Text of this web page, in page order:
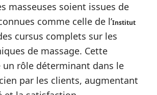
masseuses soient issues de
comme celle de l’Institut
cursus complets sur les
de massage. Cette
un rôle déterminant dans le
par les clients, augmentant